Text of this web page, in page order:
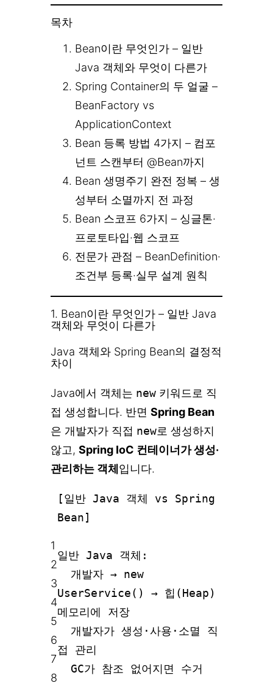
목차
Bean이란 무엇인가 – 일반
Java 객체와 무엇이 다른가
Spring Container의 두 얼굴 –
BeanFactory vs
ApplicationContext
Bean 등록 방법 4가지 – 컴포
넌트 스캔부터 @Bean까지
Bean 생명주기 완전 정복 – 생
성부터 소멸까지 전 과정
Bean 스코프 6가지 – 싱글톤·
프로토타입·웹 스코프
전문가 관점 – BeanDefinition·
조건부 등록·실무 설계 원칙
1. Bean이란 무엇인가 – 일반 Java
객체와 무엇이 다른가
Java 객체와 Spring Bean의 결정적
차이
Java에서 객체는 new 키워드로 직
접 생성합니다. 반면 Spring Bean
은 개발자가 직접 new로 생성하지
않고, Spring IoC 컨테이너가 생성·
관리하는 객체입니다.
1
2
3
4
5
6
7
8
[일반 Java 객체 vs Spring
Bean]
일반 Java 객체:
개발자 → new
UserService() → 힙(Heap)
메모리에 저장
개발자가 생성·사용·소멸 직
접 관리
GC가 참조 없어지면 수거